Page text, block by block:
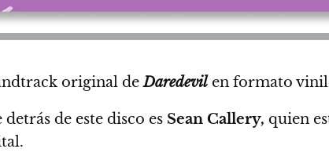
original deDaredevil en formato
de este disco es Sean Callery, quien